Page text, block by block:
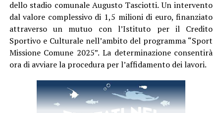
coronamento incredibile per il lavoro svolto ogni
singolo giorno in palestra dal nostro staff e dalla nostra
atleta – dichiara il Presidente Ing. Riccardo Palumbo –
In un periodo in cui la cronaca locale ci riserva spesso
notizie ed eventi complessi, abbiamo il dovere e
l’orgoglio di raccontare l’altra faccia di Aprilia: quella
fatta di talento, sacrifici, bellezza e grandi vittorie.
Questo traguardo dimostra di cosa sono capaci i nostri
giovani quando vengono sostenuti con competenza e
dello stadio comunale Augusto Tasciotti. Un intervento
dal valore complessivo di 1,5 milioni di euro, finanziato
attraverso un mutuo con l’Istituto per il Credito
Sportivo e Culturale nell’ambito del programma “Sport
Missione Comune 2025”. La determinazione consentirà
ora di avviare la procedura per l’affidamento dei lavori.